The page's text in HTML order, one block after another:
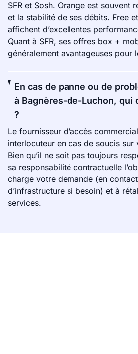
SFR et Sosh. Orange est souvent
et la stabilité de ses débits. Free
affichent d’excellentes
Quant à SFR, ses offres box +
généralement avantageuses pour
En cas de panne ou de
à Bagnères-de-Luchon, qui
?
Le fournisseur d’accès
interlocuteur en cas de soucis sur
Bien qu’il ne soit pas toujours
sa responsabilité contractuelle
charge votre demande (en
d’infrastructure si besoin) et à
services.